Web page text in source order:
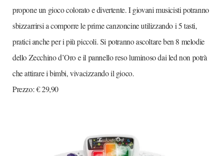
propone un gioco colorato e divertente. I giovani musicisti potranno
sbizzarrirsi a comporre le prime canzoncine utilizzando i 5 tasti,
pratici anche per i più piccoli. Si potranno ascoltare ben 8 melodie
dello Zecchino d’Oro e il pannello reso luminoso dai led non potrà
che attirare i bimbi, vivacizzando il gioco.
Prezzo: € 29,90